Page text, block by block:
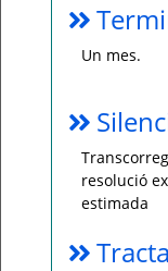
Un mes.
resolució
estimada